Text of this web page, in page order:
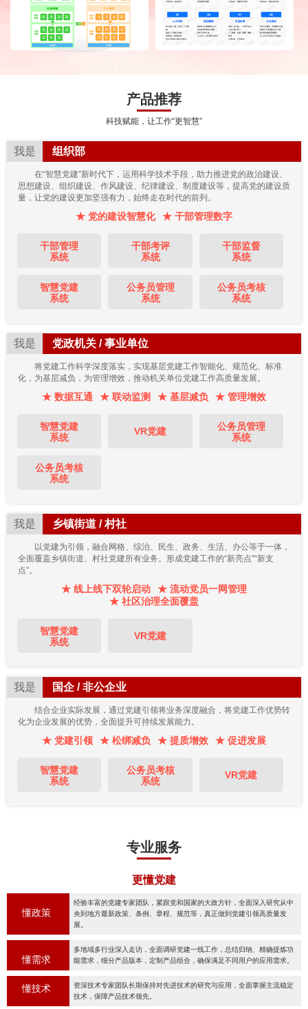
产品推荐
科技赋能，让工作“更智慧”
我是 组织部
在“智慧党建”新时代下，运用科学技术手段，助力推进党的政治建设、
思想建设、组织建设、作风建设、纪律建设、制度建设等，提高党的建设质
量，让党的建设更加坚强有力，始终走在时代的前列。
★ 党的建设智慧化 ★ 干部管理数字
干部管理
系统
干部考评
系统
干部监督
系统
智慧党建
系统
公务员管理
系统
公务员考核
系统
我是 党政机关 / 事业单位
将党建工作科学深度落实，实现基层党建工作智能化、规范化、标准
化，为基层减负，为管理增效，推动机关单位党建工作高质量发展。
★ 数据互通 ★ 联动监测 ★ 基层减负 ★ 管理增效
智慧党建
系统
VR党建
公务员管理
系统
公务员考核
系统
我是 乡镇街道 / 村社
以党建为引领，融合网格、综治、民生、政务、生活、办公等于一体，
全面覆盖乡镇街道、村社党建所有业务。形成党建工作的“新亮点”“新支
点”。
★ 线上线下双轮启动
★ 流动党员一网管理
★ 社区治理全面覆盖
智慧党建
系统
VR党建
我是 国企 / 非公企业
结合企业实际发展，通过党建引领将业务深度融合，将党建工作优势转
化为企业发展的优势，全面提升可持续发展能力。
★ 党建引领 ★ 松绑减负 ★ 提质增效 ★ 促进发展
智慧党建
系统
公务员考核
系统
VR党建
专业服务
更懂党建
懂政策
经验丰富的党建专家团队，紧跟党和国家的大政方针，全面深入研究从中
央到地方最新政策、条例、章程、规范等，真正做到党建引领高质量发
展。
懂需求
多地域多行业深入走访，全面调研党建一线工作，总结归纳、精确提炼功
能需求，细分产品版本，定制产品组合，确保满足不同用户的应用需求。
懂技术
资深技术专家团队长期保持对先进技术的研究与应用，全面掌握主流稳定
技术，保障产品技术领先。